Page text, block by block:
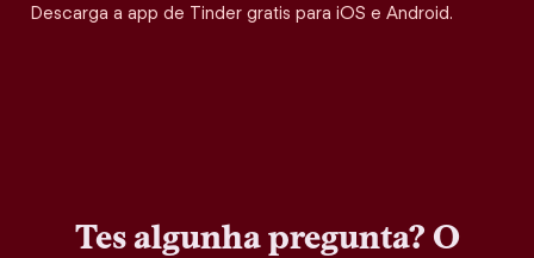
Descarga a app de Tinder gratis para iOS e Android.
Tes algunha pregunta? O